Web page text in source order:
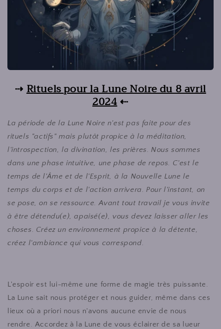
⇢Rituels pour la Lune Noire du 8 avril
2024⇠
La période de la Lune Noire n'est pas faite pour des
rituels "actifs" mais plutôt propice à la méditation,
l'introspection, la divination, les prières. Nous sommes
dans une phase intuitive, une phase de repos. C'est le
temps de l'Âme et de l'Esprit, à la Nouvelle Lune le
temps du corps et de l'action arrivera. Pour l'instant, on
se pose, on se ressource. Avant tout travail je vous invite
à être détendu(e), apaisé(e), vous devez laisser aller les
choses. Créez un environnement propice à la détente,
créez l'ambiance qui vous correspond.
L'espoir est lui-même une forme de magie très puissante.
La Lune sait nous protéger et nous guider, même dans ces
lieux où a priori nous n'avons aucune envie de nous
rendre. Accordez à la Lune de vous éclairer de sa lueur